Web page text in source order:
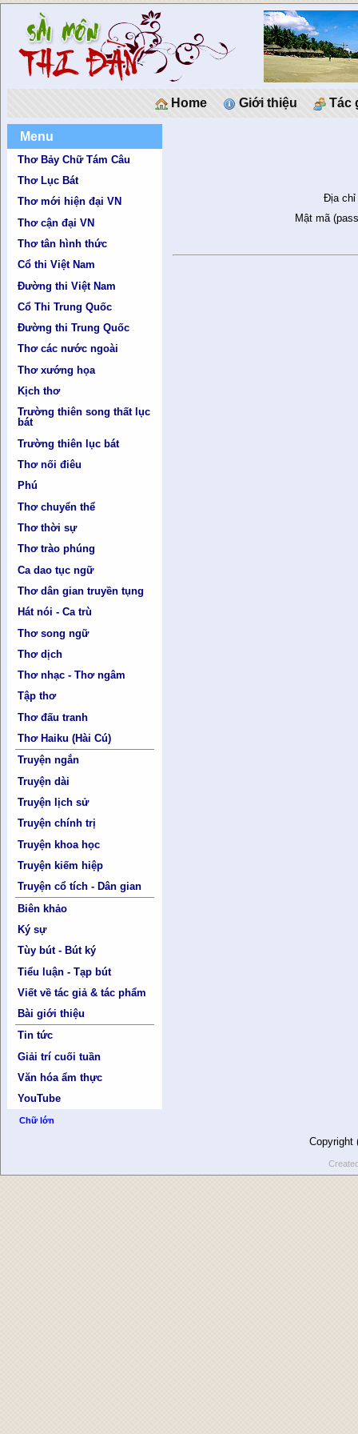
Home Giới thiệu Tác
Menu
Thơ Bảy Chữ Tám Câu
Thơ Lục Bát
Thơ mới hiện đại VN
Thơ cận đại VN
Thơ tân hình thức
Cổ thi Việt Nam
Đường thi Việt Nam
Cổ Thi Trung Quốc
Đường thi Trung Quốc
Thơ các nước ngoài
Thơ xướng họa
Kịch thơ
Trường thiên song thất lục
bát
Trường thiên lục bát
Thơ nối điêu
Phú
Thơ chuyển thể
Thơ thời sự
Thơ trào phúng
Ca dao tục ngữ
Thơ dân gian truyền tụng
Hát nói - Ca trù
Thơ song ngữ
Thơ dịch
Thơ nhạc - Thơ ngâm
Tập thơ
Thơ đấu tranh
Thơ Haiku (Hài Cú)
Truyện ngắn
Truyện dài
Truyện lịch sử
Truyện chính trị
Truyện khoa học
Truyện kiếm hiệp
Truyện cổ tích - Dân gian
Biên khảo
Ký sự
Tùy bút - Bút ký
Tiểu luận - Tạp bút
Viết về tác giả & tác phẩm
Bài giới thiệu
Tin tức
Giải trí cuối tuần
Văn hóa ẩm thực
YouTube
Chữ lớn
Địa chỉ
Mật mã
Copyright